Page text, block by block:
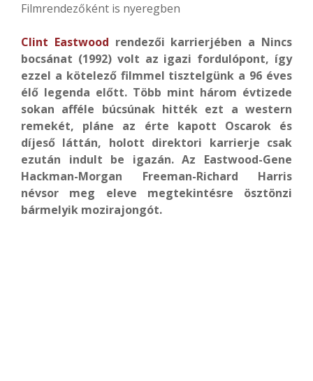
Filmrendezőként is nyeregben
Clint Eastwood rendezői karrierjében a Nincs
bocsánat (1992) volt az igazi fordulópont, így
ezzel a kötelező filmmel tisztelgünk a 96 éves
élő legenda előtt. Több mint három évtizede
sokan afféle búcsúnak hitték ezt a western
remekét, pláne az érte kapott Oscarok és
díjeső láttán, holott direktori karrierje csak
ezután indult be igazán. Az Eastwood-Gene
Hackman-Morgan Freeman-Richard Harris
névsor meg eleve megtekintésre ösztönzi
bármelyik mozirajongót.